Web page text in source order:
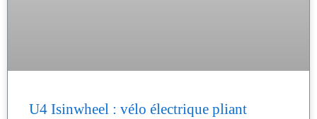
U4 Isinwheel : vélo électrique pliant